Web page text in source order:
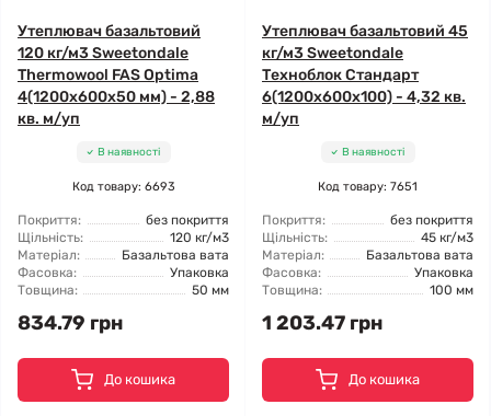
Утеплювач базальтовий
120 кг/м3 Sweetondale
Thermowool FAS Optima
4(1200x600x50 мм) - 2,88
кв. м/уп
В наявності
Код товару: 6693
Покриття:
без покриття
Щільність:
120 кг/м3
Матеріал:
Базальтова вата
Фасовка:
Упаковка
Товщина:
50 мм
834.79 грн
До кошика
Утеплювач базальтовий 45
кг/м3 Sweetondale
Техноблок Стандарт
6(1200x600x100) - 4,32 кв.
м/уп
В наявності
Код товару: 7651
Покриття:
без покриття
Щільність:
45 кг/м3
Матеріал:
Базальтова вата
Фасовка:
Упаковка
Товщина:
100 мм
1 203.47 грн
До кошика